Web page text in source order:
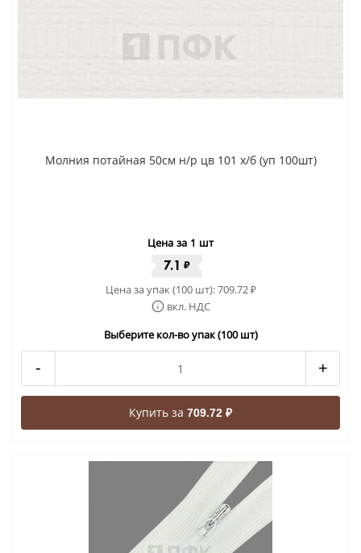
Молния потайная 50см н/р цв 101 х/б (уп 100шт)
Цена за 1 шт
7.1 ₽
Цена за упак (100 шт):709.72₽
вкл. НДС
Выберите кол-во упак (100 шт)
- +
Купить за 709.72 ₽